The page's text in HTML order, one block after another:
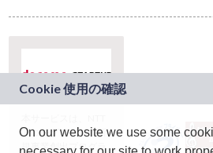
ドコモグループの新
規事業創出プログラ
On our website we use some